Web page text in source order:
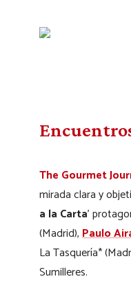
The Gourmet
mirada clara y
a la Carta’
(Madrid),Paulo
La Tasquería*
Sumilleres.